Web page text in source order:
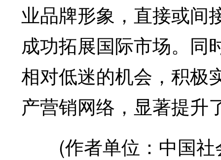
业品牌形象，直接或间
成功拓展国际市场。同
相对低迷的机会，积极
产营销网络，显著提升
(作者单位：中国社